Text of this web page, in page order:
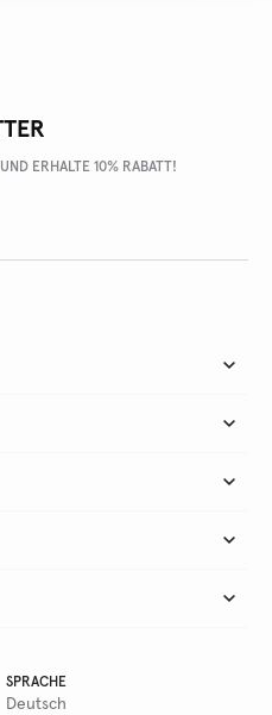
ERHALTE 10% RABATT!
SPRACHE
Deutsch